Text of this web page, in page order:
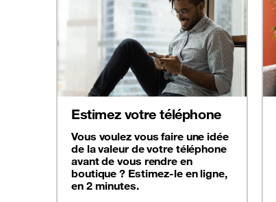
Estimez votre téléphone
Vous voulez vous faire une idée
de la valeur de votre téléphone
avant de vous rendre en
boutique ? Estimez-le en ligne,
en 2 minutes.